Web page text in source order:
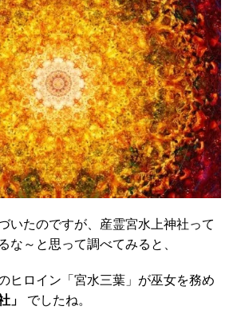
いたのですが、産霊宮水上神社って
な～と思って調べてみると、
ヒロイン「宮水三葉」が巫女を務め
」 でしたね。